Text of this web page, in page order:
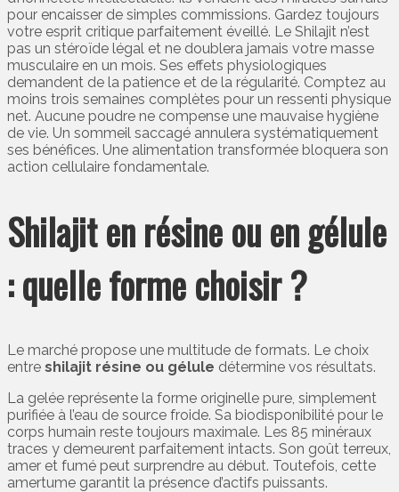
pour encaisser de simples commissions. Gardez toujours
votre esprit critique parfaitement éveillé. Le Shilajit n’est
pas un stéroïde légal et ne doublera jamais votre masse
musculaire en un mois. Ses effets physiologiques
demandent de la patience et de la régularité. Comptez au
moins trois semaines complètes pour un ressenti physique
net. Aucune poudre ne compense une mauvaise hygiène
de vie. Un sommeil saccagé annulera systématiquement
ses bénéfices. Une alimentation transformée bloquera son
action cellulaire fondamentale.
Shilajit en résine ou en gélule
: quelle forme choisir ?
Le marché propose une multitude de formats. Le choix
entre shilajit résine ou gélule détermine vos résultats.
La gelée représente la forme originelle pure, simplement
purifiée à l’eau de source froide. Sa biodisponibilité pour le
corps humain reste toujours maximale. Les 85 minéraux
traces y demeurent parfaitement intacts. Son goût terreux,
amer et fumé peut surprendre au début. Toutefois, cette
amertume garantit la présence d’actifs puissants.